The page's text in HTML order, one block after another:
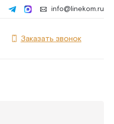
info@linekom.ru
Заказать звонок